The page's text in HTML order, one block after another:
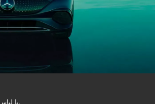
با لباس نه ها و 21 ها.